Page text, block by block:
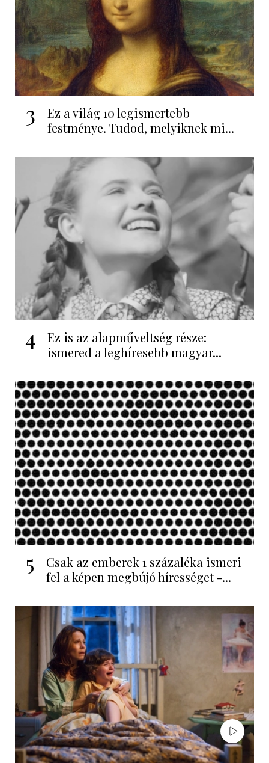
3
Ez a világ 10 legismertebb
festménye. Tudod, melyiknek mi...
4
Ez is az alapműveltség része:
ismered a leghíresebb magyar...
5
Csak az emberek 1 százaléka ismeri
fel a képen megbújó hírességet -...